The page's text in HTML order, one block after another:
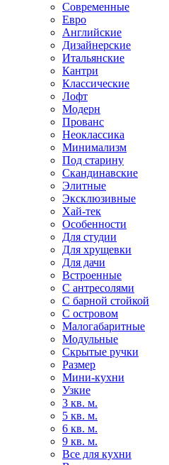
Современные
Евро
Английские
Дизайнерские
Итальянские
Кантри
Классические
Лофт
Модерн
Прованс
Неоклассика
Минимализм
Под старину
Скандинавские
Элитные
Эксклюзивные
Хай-тек
Особенности
Для студии
Для хрущевки
Для дачи
Встроенные
С антресолями
С барной стойкой
С островом
Малогабаритные
Модульные
Скрытые ручки
Размер
Мини-кухни
Узкие
3 кв. м.
5 кв. м.
6 кв. м.
9 кв. м.
Все для кухни